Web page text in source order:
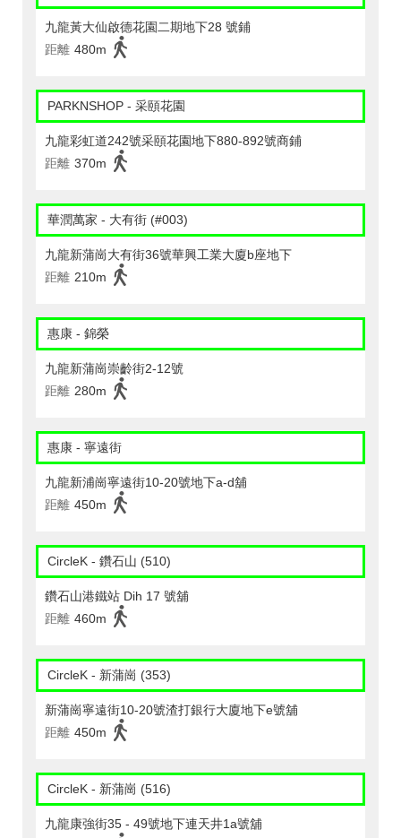
九龍黃大仙啟德花園二期地下28 號鋪
距離 480m
PARKNSHOP - 采頤花園
九龍彩虹道242號采頤花園地下880-892號商鋪
距離 370m
華潤萬家 - 大有街 (#003)
九龍新蒲崗大有街36號華興工業大廈b座地下
距離 210m
惠康 - 錦榮
九龍新蒲崗崇齡街2-12號
距離 280m
惠康 - 寧遠街
九龍新浦崗寧遠街10-20號地下a-d舖
距離 450m
CircleK - 鑽石山 (510)
鑽石山港鐵站 Dih 17 號舖
距離 460m
CircleK - 新蒲崗 (353)
新蒲崗寧遠街10-20號渣打銀行大廈地下e號舖
距離 450m
CircleK - 新蒲崗 (516)
九龍康強街35 - 49號地下連天井1a號舖